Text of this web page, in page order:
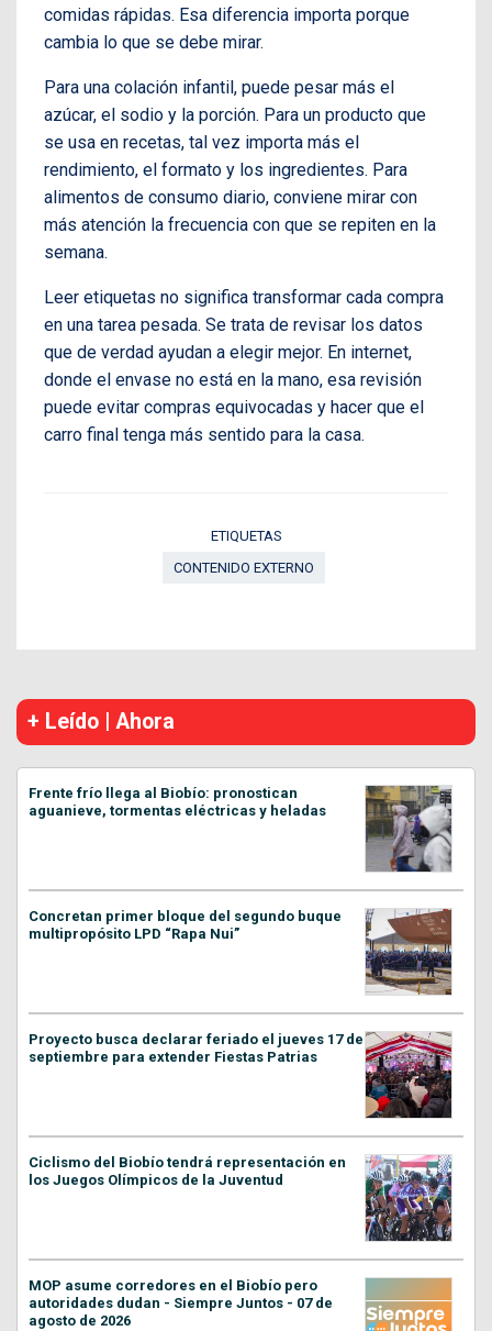
comidas rápidas. Esa diferencia importa porque
cambia lo que se debe mirar.
Para una colación infantil, puede pesar más el
azúcar, el sodio y la porción. Para un producto que
se usa en recetas, tal vez importa más el
rendimiento, el formato y los ingredientes. Para
alimentos de consumo diario, conviene mirar con
más atención la frecuencia con que se repiten en la
semana.
Leer etiquetas no significa transformar cada compra
en una tarea pesada. Se trata de revisar los datos
que de verdad ayudan a elegir mejor. En internet,
donde el envase no está en la mano, esa revisión
puede evitar compras equivocadas y hacer que el
carro final tenga más sentido para la casa.
ETIQUETAS
CONTENIDO EXTERNO
+ Leído | Ahora
Frente frío llega al Biobío: pronostican
aguanieve, tormentas eléctricas y heladas
Concretan primer bloque del segundo buque
multipropósito LPD “Rapa Nui”
Proyecto busca declarar feriado el jueves 17 de
septiembre para extender Fiestas Patrias
Ciclismo del Biobío tendrá representación en
los Juegos Olímpicos de la Juventud
MOP asume corredores en el Biobío pero
autoridades dudan - Siempre Juntos - 07 de
agosto de 2026